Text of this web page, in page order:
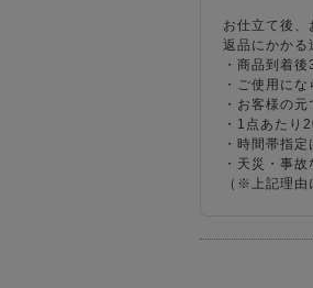
お仕立て後、
返品にかかる
・商品到着
・ご使用に
・お客様の
・1点あたり
・時間帯指
・天災・事
（※上記理由